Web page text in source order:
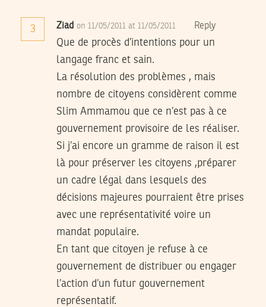
3 Ziad on 11/05/2011 at 11/05/2011 Reply
Que de procès d’intentions pour un
langage franc et sain.
La résolution des problèmes , mais
nombre de citoyens considèrent comme
Slim Ammamou que ce n’est pas à ce
gouvernement provisoire de les réaliser.
Si j’ai encore un gramme de raison il est
là pour préserver les citoyens ,préparer
un cadre légal dans lesquels des
décisions majeures pourraient être prises
avec une représentativité voire un
mandat populaire.
En tant que citoyen je refuse à ce
gouvernement de distribuer ou engager
l’action d’un futur gouvernement
représentatif.